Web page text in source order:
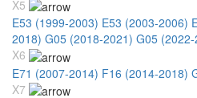
X5
E53 (1999-2003) E53 (2003-2006)
2018) G05 (2018-2021) G05
X6
E71 (2007-2014) F16 (2014-2018)
X7